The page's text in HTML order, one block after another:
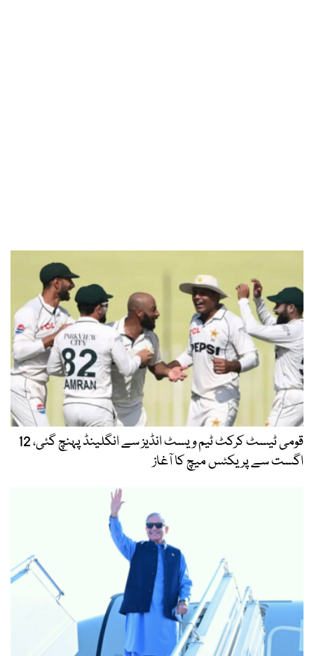
قومی ٹیسٹ کرکٹ ٹیم ویسٹ انڈیز سے انگلینڈ پہنچ گئی، 12
اگست سے پریکٹس میچ کا آغاز